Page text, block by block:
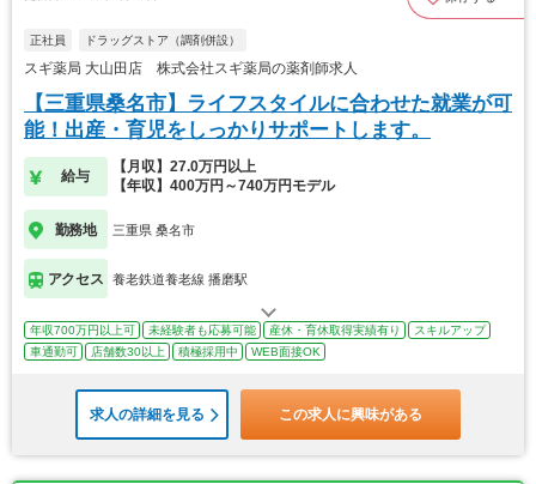
正社員 ドラッグストア（調剤併設）
スギ薬局 大山田店 株式会社スギ薬局の薬剤師求人
【三重県桑名市】ライフスタイルに合わせた就業が可
能！出産・育児をしっかりサポートします。
給与
【月収】27.0万円以上
【年収】400万円～740万円モデル
勤務地 三重県 桑名市
アクセス 養老鉄道養老線 播磨駅
年収700万円以上可 未経験者も応募可能 産休・育休取得実績有り
スキルアップ
車通勤可
店舗数30以上 積極採用中 WEB面接OK
求人の詳細を見る この求人に興味がある